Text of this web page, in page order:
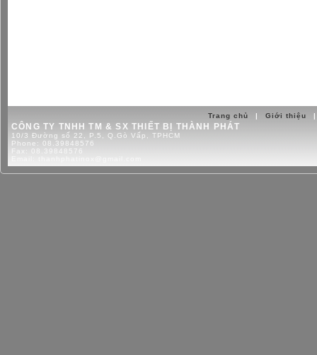
Trang chủ | Giới thiệu |
CÔNG TY TNHH TM & SX THIẾT BỊ THÀNH PHÁT
10/3 Đường số 22, P.5, Q.Gò Vấp, TPHCM
Phone: 08.39848576
Fax:
08.39848576